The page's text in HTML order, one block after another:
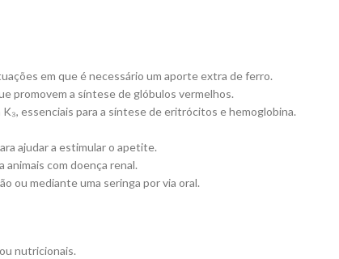
em que é necessário um aporte extra de ferro.
promovem a síntese de glóbulos vermelhos.
essenciais para a síntese de eritrócitos e hemoglobina.
ajudar a estimular o apetite.
com doença renal.
ou mediante uma seringa por via oral.
nutricionais.